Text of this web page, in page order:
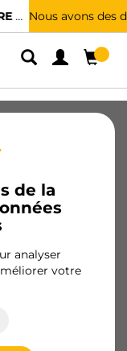
TROUVER LE PLUS PROCHE
de la
analyser
votre
Sink,
de la
Plastique,